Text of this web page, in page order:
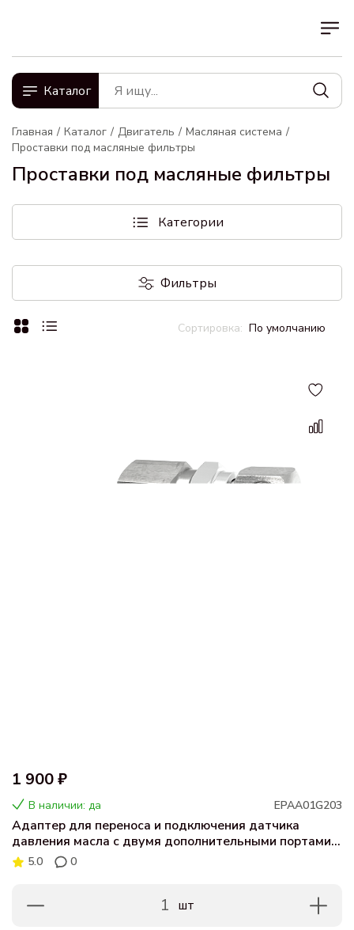
Каталог
Главная Каталог Двигатель
Масляная система
Проставки под масляные фильтры
Проставки под масляные фильтры
Категории
Фильтры
По умолчанию
1 900 ₽
В наличии: да EPAA01G203
Адаптер для переноса и подключения датчика
давления масла с двумя дополнительными портами
1/8 NPT.
5.0 0
1 шт